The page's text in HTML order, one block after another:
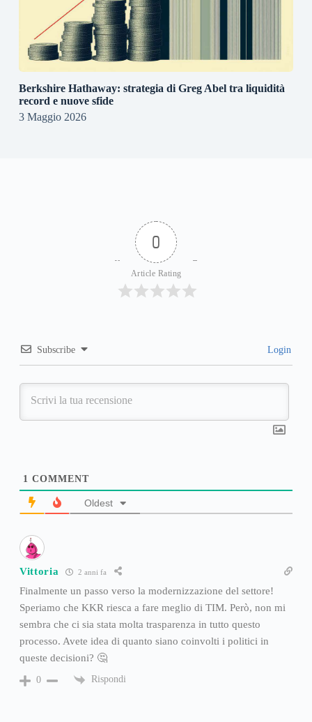
Berkshire Hathaway: strategia di Greg Abel tra liquidità
record e nuove sfide
3 Maggio 2026
0
Article Rating
Subscribe Login
1 COMMENT
Oldest
Vittoria 2 anni fa
Finalmente un passo verso la modernizzazione del settore!
Speriamo che KKR riesca a fare meglio di TIM. Però, non mi
sembra che ci sia stata molta trasparenza in tutto questo
processo. Avete idea di quanto siano coinvolti i politici in
queste decisioni? 🤔
0 Rispondi